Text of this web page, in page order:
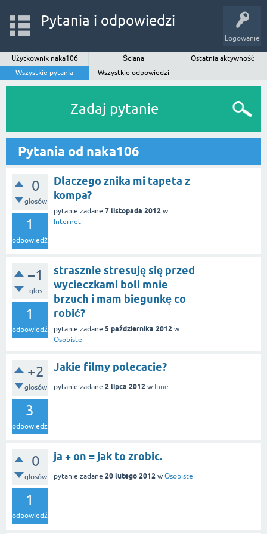
Logowanie
Pytania i odpowiedzi
Użytkownik naka106 Ściana
Ostatnia aktywność
Wszystkie pytania
Wszystkie odpowiedzi
Zadaj pytanie
Pytania od naka106
0
głosów
1
odpowiedź
Dlaczego znika mi tapeta z
kompa?
pytanie zadane 7 listopada 2012 w
Internet
–1
głos
1
odpowiedź
strasznie stresuję się przed
wycieczkami boli mnie
brzuch i mam biegunkę co
robić?
pytanie zadane 5 października 2012 w
Osobiste
+2
głosów
3
odpowiedzi
Jakie filmy polecacie?
pytanie zadane 2 lipca 2012 w Inne
0
głosów
1
odpowiedź
ja + on = jak to zrobic.
pytanie zadane 20 lutego 2012 w Osobiste